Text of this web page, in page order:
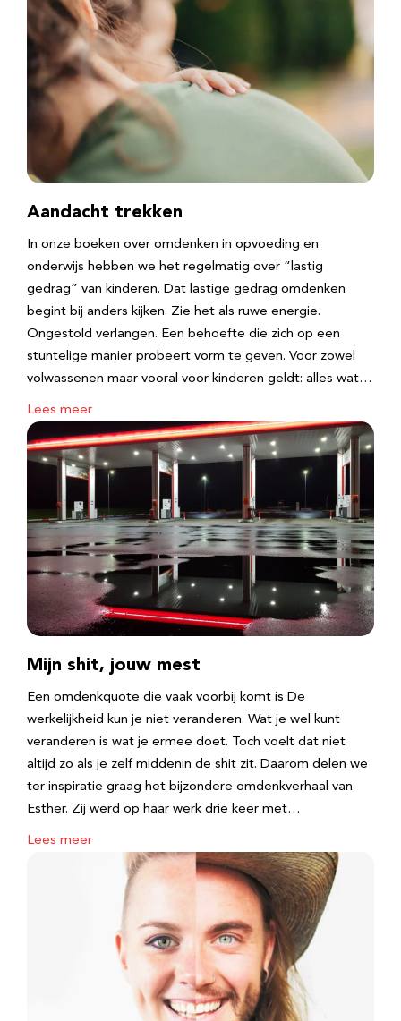
Aandacht trekken
In onze boeken over omdenken in opvoeding en
onderwijs hebben we het regelmatig over “lastig
gedrag” van kinderen. Dat lastige gedrag omdenken
begint bij anders kijken. Zie het als ruwe energie.
Ongestold verlangen. Een behoefte die zich op een
stuntelige manier probeert vorm te geven. Voor zowel
volwassenen maar vooral voor kinderen geldt: alles wat…
Lees meer
Mijn shit, jouw mest
Een omdenkquote die vaak voorbij komt is De
werkelijkheid kun je niet veranderen. Wat je wel kunt
veranderen is wat je ermee doet. Toch voelt dat niet
altijd zo als je zelf middenin de shit zit. Daarom delen we
ter inspiratie graag het bijzondere omdenkverhaal van
Esther. Zij werd op haar werk drie keer met…
Lees meer